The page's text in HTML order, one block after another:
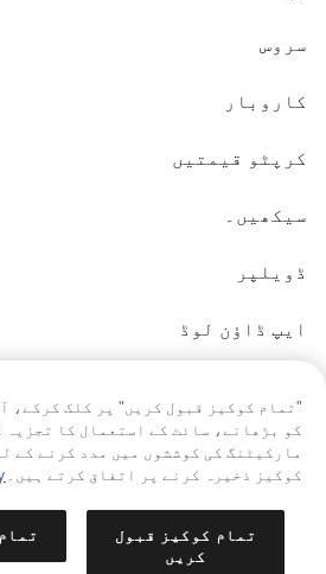
سروس
کاروبار
کرپٹو قیمتیں
سیکھیں۔
ڈویلپر
ایپ ڈاؤن لوڈ
"تمام کوکیز قبول کریں" پر کلک کرکے،
کو بڑھانے، سائٹ کے استعمال کا تجزیہ
مارکیٹنگ کی کوششوں میں مدد کرنے کے
کوکیز ذخیرہ کرنے پر اتفاق کرتے ہیں۔
تمام کوکیز قبول
کریں